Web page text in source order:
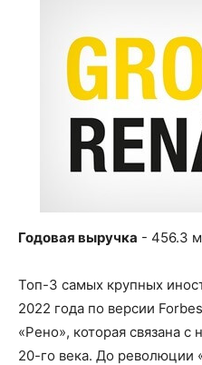
Годовая выручка - 456.3
Топ-3 самых крупных
2022 года по версии
«Рено», которая связана
20-го века. До революции